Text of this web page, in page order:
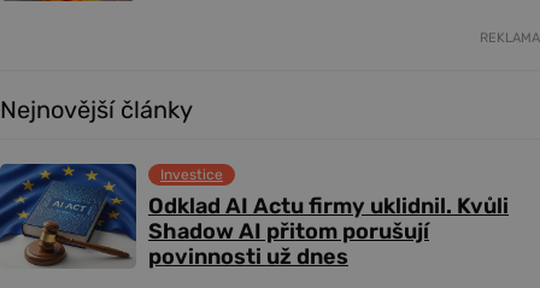
REKLAMA
Nejnovější články
Odklad AI Actu firmy uklidnil. Kvůli
Shadow AI přitom porušují
povinnosti už dnes
Investice